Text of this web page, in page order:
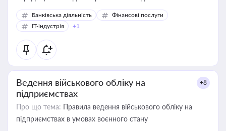
Банківська діяльність
Фінансові послуги
IT-індустрія
+1
Ведення військового обліку на
підприємствах
+8
Про що тема: Правила ведення військового обліку на
підприємствах в умовах воєнного стану